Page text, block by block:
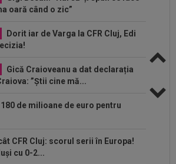
oară când o zic”
Dorit iar de Varga la CFR Cluj, Edi
Gică Craioveanu a dat declarația
”Știi cine mă...
de milioane de euro pentru
CFR Cluj: scorul serii în Europa!
cu 0-2...